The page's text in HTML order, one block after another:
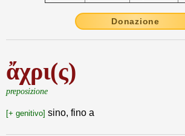
Donazione
ἄχρι(ς)
preposizione
[+ genitivo] sino, fino a